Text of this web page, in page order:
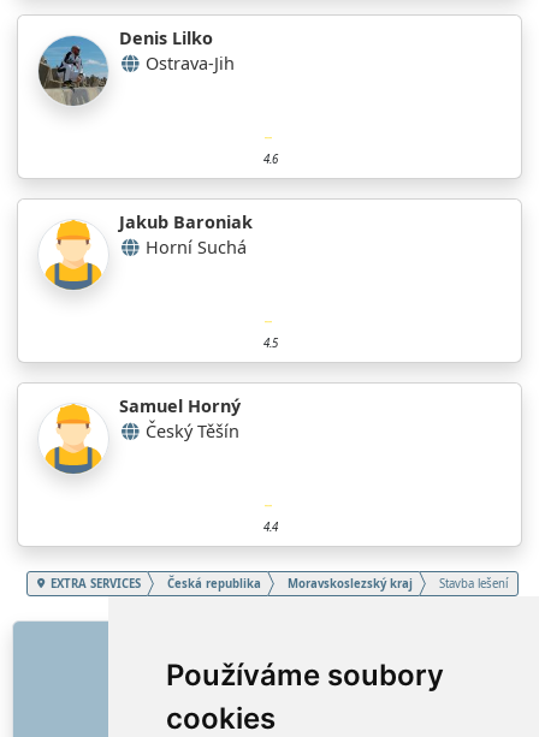
Používáme soubory
cookies
Denis Lilko
Ostrava-Jih
4.6
Jakub Baroniak
Horní Suchá
4.5
Samuel Horný
Český Těšín
4.4
EXTRA SERVICES Česká republika Moravskoslezský kraj Stavba lešení
O nás
Jak to všechno začalo